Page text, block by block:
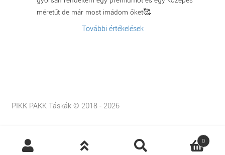
méretűt de már most imádom őket🥰
További értékelések
PIKK PAKK Táskák © 2018 - 2026
Products
search
0